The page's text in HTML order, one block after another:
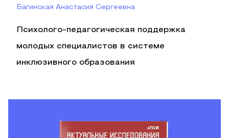
Багинская Анастасия Сергеевна
Психолого-педагогическая поддержка
молодых специалистов в системе
инклюзивного образования